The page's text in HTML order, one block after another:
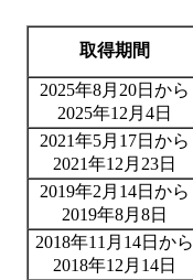
取得期間
2025年8月20日から
2025年12月4日
2021年5月17日から
2021年12月23日
2019年2月14日から
2019年8月8日
2018年11月14日から
2018年12月14日